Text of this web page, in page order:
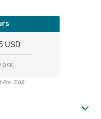
USD
DKK
Fre. 7.08